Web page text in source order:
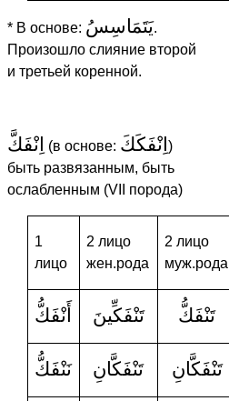
* В основе: يَتَمَاسِسُ.
Произошло слияние второй
и третьей коренной.
اِنْفَكَّ (в основе: اِنْفَكَكَ )
быть развязанным, быть
ослабленным (VII порода)
1
лицо
2 лицо
жен.рода
2 лицо
муж.рода
أَنْفَكُّ تَنْفَكِّينَ تَنْفَكُّ
نَنْفَكُّ تَنْفَكَّانِ تَنْفَكَّانِ